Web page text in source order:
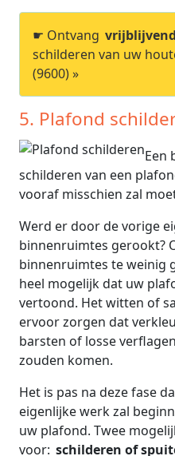
☛ Ontvang
schilderen van uw
(9600) »
5. Plafond
Een
schilderen van een
vooraf misschien zal
Werd er door de vorige
binnenruimtes gerookt?
binnenruimtes te weinig
heel mogelijk dat uw
vertoond. Het witten of
ervoor zorgen dat
barsten of losse
zouden komen.
Het is pas na deze fase
eigenlijke werk zal
uw plafond. Twee
voor: schilderen of